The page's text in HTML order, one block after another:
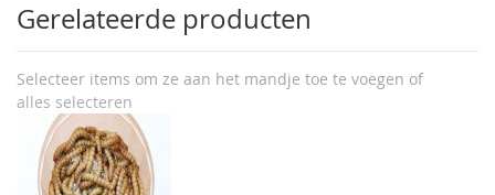
Gerelateerde producten
Selecteer items om ze aan het mandje toe te voegen of
alles selecteren